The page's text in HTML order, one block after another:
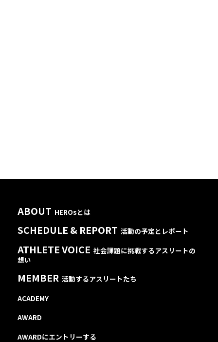
ABOUT HEROsとは
SCHEDULE & REPORT 活動の予定とレポート
ATHLETE VOICE 社会課題に挑戦するアスリートの
想い
MEMBER 活動するアスリートたち
ACADEMY
AWARD
AWARDにエントリーする